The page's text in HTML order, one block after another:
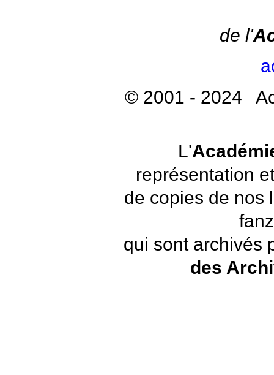
de l'
© 2001 - 2024
L'
représentation
de copies de nos
qui sont archivés
des